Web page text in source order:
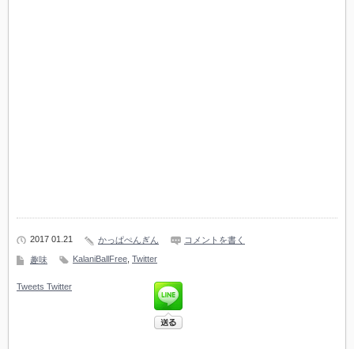
2017 01.21 かっぱぺんぎん コメントを書く
趣味 KalaniBallFree Twitter
Tweets Twitter